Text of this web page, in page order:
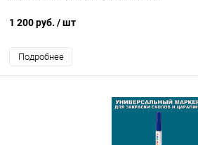
1 200 руб. / шт
Подробнее